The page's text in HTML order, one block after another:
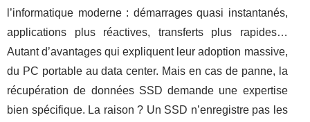
l’informatique moderne : démarrages quasi instantanés,
applications plus réactives, transferts plus rapides…
Autant d’avantages qui expliquent leur adoption massive,
du PC portable au data center. Mais en cas de panne, la
récupération de données SSD demande une expertise
bien spécifique. La raison ? Un SSD n’enregistre pas les